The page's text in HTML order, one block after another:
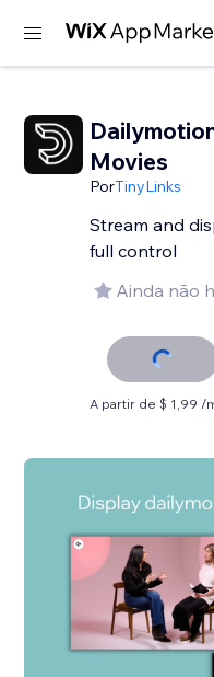
Movies
PorTinyLinks
Stream and
full control
Ainda não
A partir de $ 1,99 /